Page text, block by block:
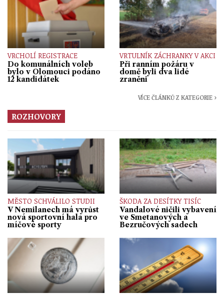
VRCHOLÍ REGISTRACE
Do komunálních voleb
bylo v Olomouci podáno
12 kandidátek
VRTULNÍK ZÁCHRANKY V AKCI
Při ranním požáru v
domě byli dva lidé
zraněni
VÍCE ČLÁNKŮ Z KATEGORIE ›
ROZHOVORY
MĚSTO SCHVÁLILO STUDII
V Nemilanech má vyrůst
nová sportovní hala pro
míčové sporty
ŠKODA ZA DESÍTKY TISÍC
Vandalové ničili vybavení
ve Smetanových a
Bezručových sadech